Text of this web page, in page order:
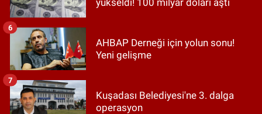
AHBAP Derneği için yolun sonu!
Yeni gelişme
6
Kuşadası Belediyesi'ne 3. dalga
operasyon
7